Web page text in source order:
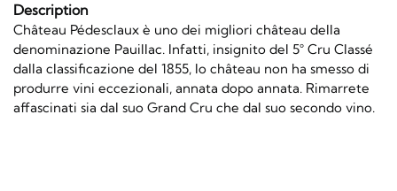
Description
Château Pédesclaux è uno dei migliori château della
denominazione Pauillac. Infatti, insignito del 5° Cru Classé
dalla classificazione del 1855, lo château non ha smesso di
produrre vini eccezionali, annata dopo annata. Rimarrete
affascinati sia dal suo Grand Cru che dal suo secondo vino.